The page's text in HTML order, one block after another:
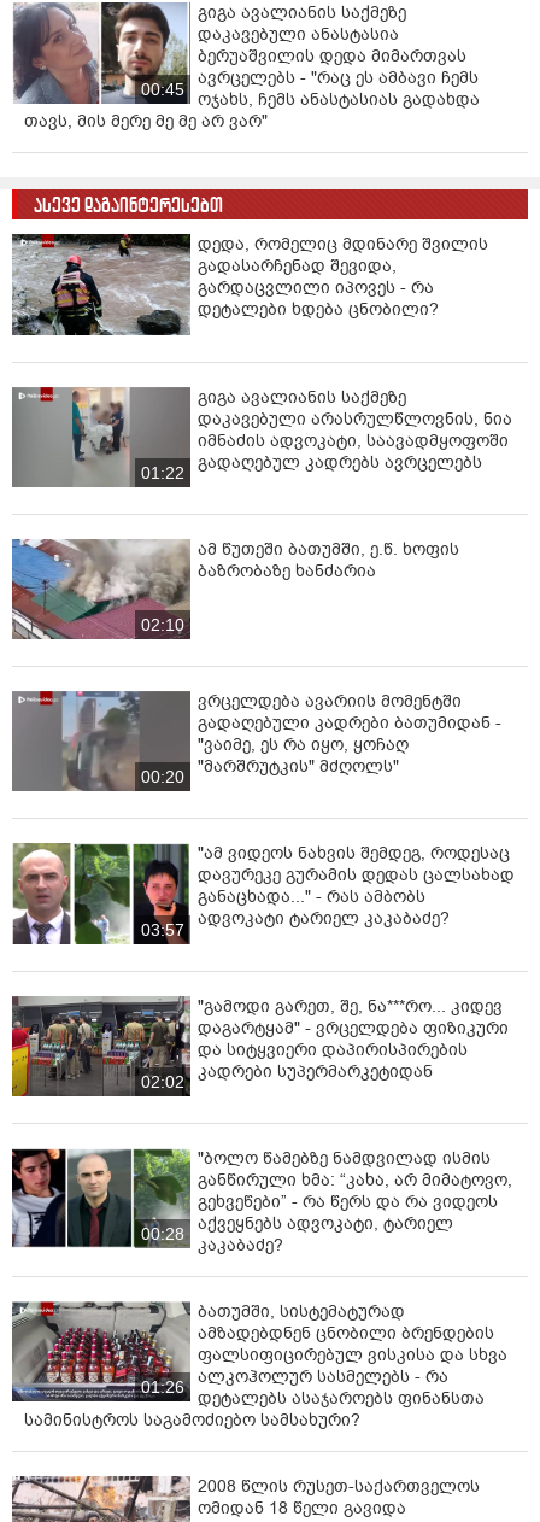
00:45
გიგა ავალიანის საქმეზე
დაკავებული ანასტასია
ბერუაშვილის დედა მიმართვას
ავრცელებს - "რაც ეს ამბავი ჩემს
ოჯახს, ჩემს ანასტასიას გადახდა
თავს, მის მერე მე მე არ ვარ"
ასევე დაგაინტერესებთ
დედა, რომელიც მდინარე შვილის
გადასარჩენად შევიდა,
გარდაცვლილი იპოვეს - რა
დეტალები ხდება ცნობილი?
01:22
გიგა ავალიანის საქმეზე
დაკავებული არასრულწლოვნის, ნია
იმნაძის ადვოკატი, საავადმყოფოში
გადაღებულ კადრებს ავრცელებს
02:10
ამ წუთეში ბათუმში, ე.წ. ხოფის
ბაზრობაზე ხანძარია
00:20
ვრცელდება ავარიის მომენტში
გადაღებული კადრები ბათუმიდან -
"ვაიმე, ეს რა იყო, ყოჩაღ
"მარშრუტკის" მძღოლს"
03:57
"ამ ვიდეოს ნახვის შემდეგ, როდესაც
დავურეკე გურამის დედას ცალსახად
განაცხადა..." - რას ამბობს
ადვოკატი ტარიელ კაკაბაძე?
02:02
"გამოდი გარეთ, შე, ნა***რო... კიდევ
დაგარტყამ" - ვრცელდება ფიზიკური
და სიტყვიერი დაპირისპირების
კადრები სუპერმარკეტიდან
00:28
"ბოლო წამებზე ნამდვილად ისმის
განწირული ხმა: “კახა, არ მიმატოვო,
გეხვეწები” - რა წერს და რა ვიდეოს
აქვეყნებს ადვოკატი, ტარიელ
კაკაბაძე?
01:26
ბათუმში, სისტემატურად
ამზადებდნენ ცნობილი ბრენდების
ფალსიფიცირებულ ვისკისა და სხვა
ალკოჰოლურ სასმელებს - რა
დეტალებს ასაჯაროებს ფინანსთა
სამინისტროს საგამოძიებო სამსახური?
2008 წლის რუსეთ-საქართველოს
ომიდან 18 წელი გავიდა